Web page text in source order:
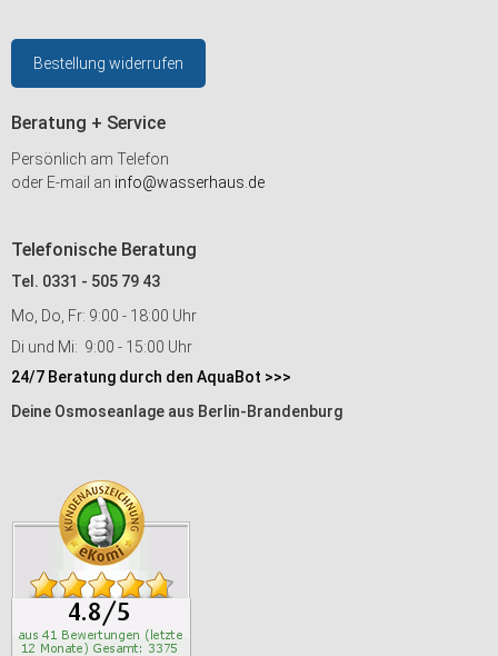
Bestellung widerrufen
Beratung + Service
Persönlich am Telefon
oder E-mail an info@wasserhaus.de
Telefonische Beratung
Tel. 0331 - 505 79 43
Mo, Do, Fr: 9:00 - 18:00 Uhr
Di und Mi: 9:00 - 15:00 Uhr
24/7 Beratung durch den AquaBot >>>
Deine Osmoseanlage aus Berlin-Brandenburg